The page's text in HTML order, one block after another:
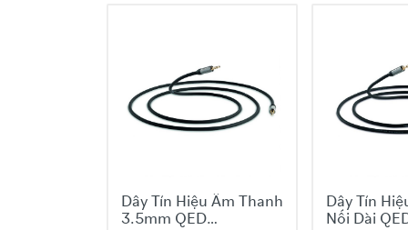
Dây Tín Hiệu Âm Thanh
3.5mm QED
Dây Tín
Nối Dài